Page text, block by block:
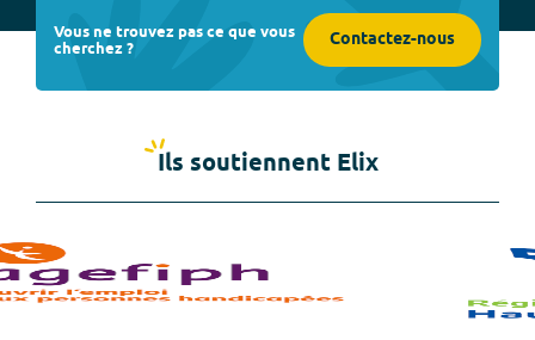
Vous ne trouvez pas ce que vous
cherchez ? Contactez-nous
Ils soutiennent Elix